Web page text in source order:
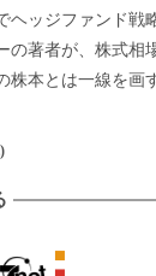
ヘッジファンド戦
の著者が、株式相
株本とは一線を画